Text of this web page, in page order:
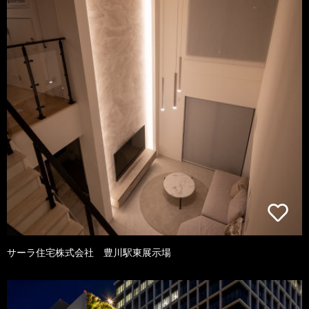
サーラ住宅株式会社 豊川駅東展示場